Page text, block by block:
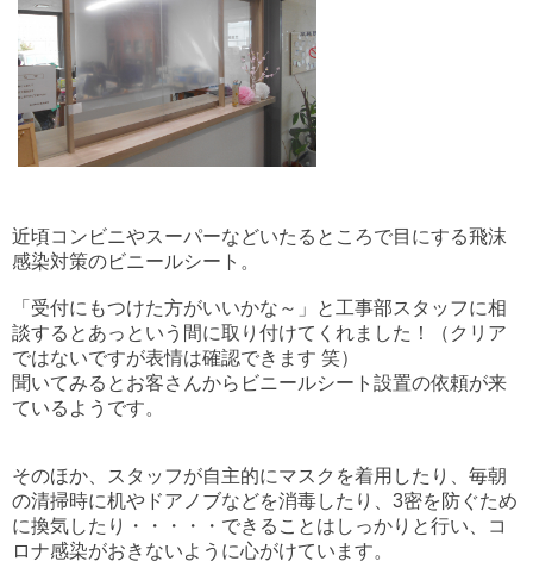
近頃コンビニやスーパーなどいたるところで目にする飛沫
感染対策のビニールシート。
「受付にもつけた方がいいかな～」と工事部スタッフに相
談するとあっという間に取り付けてくれました！（クリア
ではないですが表情は確認できます 笑）
聞いてみるとお客さんからビニールシート設置の依頼が来
ているようです。
そのほか、スタッフが自主的にマスクを着用したり、毎朝
の清掃時に机やドアノブなどを消毒したり、3密を防ぐため
に換気したり・・・・・できることはしっかりと行い、コ
ロナ感染がおきないように心がけています。